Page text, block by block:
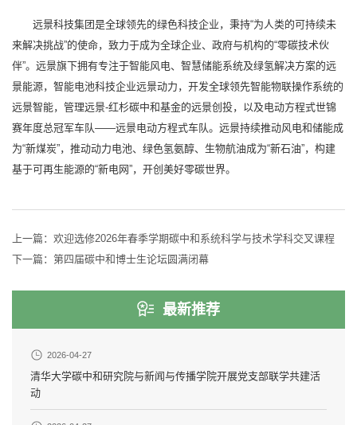
远景科技集团是全球领先的绿色科技企业，秉持“为人类的可持续未
来解决挑战”的使命，致力于成为全球企业、政府与机构的“零碳技术伙
伴”。远景旗下拥有专注于智能风电、智慧储能系统及绿氢解决方案的远
景能源，智能电池科技企业远景动力，开发全球领先智能物联操作系统的
远景智能，管理远景-红杉碳中和基金的远景创投，以及电动方程式世锦
赛年度总冠军车队——远景电动方程式车队。远景持续推动风电和储能成
为“新煤炭”，推动动力电池、绿色氢氨醇、生物航油成为“新石油”，构建
基于可再生能源的“新电网”，开创美好零碳世界。
上一篇： 欢迎选修2026年春季学期碳中和系统科学与技术学科交叉课程
下一篇： 第四届碳中和博士生论坛圆满闭幕
最新推荐
2026-04-27
清华大学碳中和研究院与新闻与传播学院开展党支部联学共建活
动